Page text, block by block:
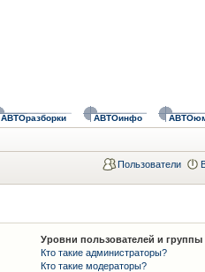
АВТОразборки АВТОинфо
Пользователи
Уровни пользователей и группы
Кто такие администраторы?
Кто такие модераторы?